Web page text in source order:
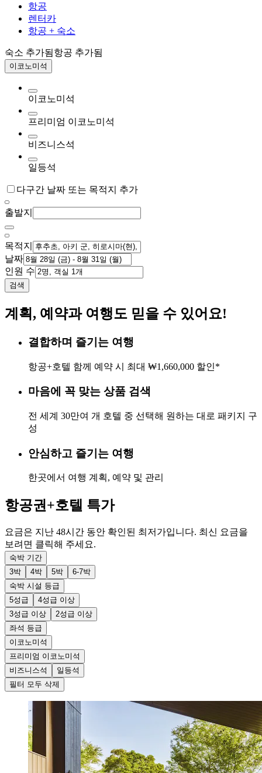
항공
렌터카
항공 + 숙소
숙소 추가됨항공 추가됨
이코노미석
이코노미석
프리미엄 이코노미석
비즈니스석
일등석
다구간 날짜 또는 목적지 추가
출발지
목적지
날짜
인원 수
검색
계획, 예약과 여행도 믿을 수 있어요!
결합하며 즐기는 여행
항공+호텔 함께 예약 시 최대 ₩1,660,000 할인*
마음에 꼭 맞는 상품 검색
전 세계 30만여 개 호텔 중 선택해 원하는 대로 패키지 구
성
안심하고 즐기는 여행
한곳에서 여행 계획, 예약 및 관리
항공권+호텔 특가
요금은 지난 48시간 동안 확인된 최저가입니다. 최신 요금을
보려면 클릭해 주세요.
숙박 기간
3박
4박 5박
6-7박
숙박 시설 등급
5성급
4성급 이상
3성급 이상
2성급 이상
좌석 등급
이코노미석
프리미엄 이코노미석
비즈니스석
일등석
필터 모두 삭제